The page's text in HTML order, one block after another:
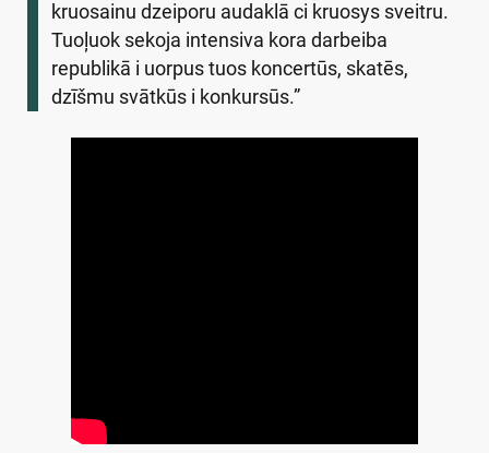
kruosainu dzeiporu audaklā ci kruosys sveitru.
Tuoļuok sekoja intensiva kora darbeiba
republikā i uorpus tuos koncertūs, skatēs,
dzīšmu svātkūs i konkursūs.”